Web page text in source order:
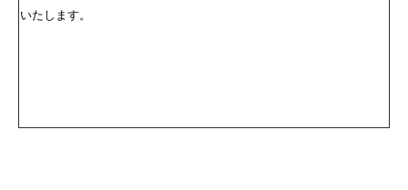
いたします。